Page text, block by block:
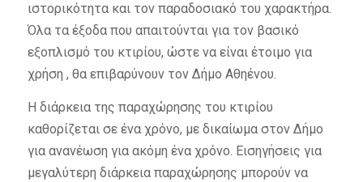
ιστορικότητα και τον παραδοσιακό του χαρακτήρα.
Όλα τα έξοδα που απαιτούνται για τον βασικό
εξοπλισμό του κτιρίου, ώστε να είναι έτοιμο για
χρήση , θα επιβαρύνουν τον Δήμο Αθηένου.
Η διάρκεια της παραχώρησης του κτιρίου
καθορίζεται σε ένα χρόνο, με δικαίωμα στον Δήμο
για ανανέωση για ακόμη ένα χρόνο. Εισηγήσεις για
μεγαλύτερη διάρκεια παραχώρησης μπορούν να